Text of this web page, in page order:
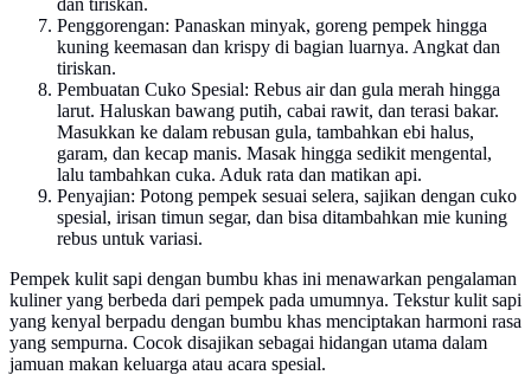
Penggorengan: Panaskan minyak, goreng pempek hingga
kuning keemasan dan krispy di bagian luarnya. Angkat dan
tiriskan.
Pembuatan Cuko Spesial: Rebus air dan gula merah hingga
larut. Haluskan bawang putih, cabai rawit, dan terasi bakar.
Masukkan ke dalam rebusan gula, tambahkan ebi halus,
garam, dan kecap manis. Masak hingga sedikit mengental,
lalu tambahkan cuka. Aduk rata dan matikan api.
Penyajian: Potong pempek sesuai selera, sajikan dengan cuko
spesial, irisan timun segar, dan bisa ditambahkan mie kuning
rebus untuk variasi.
Pempek kulit sapi dengan bumbu khas ini menawarkan pengalaman
kuliner yang berbeda dari pempek pada umumnya. Tekstur kulit sapi
yang kenyal berpadu dengan bumbu khas menciptakan harmoni rasa
yang sempurna. Cocok disajikan sebagai hidangan utama dalam
jamuan makan keluarga atau acara spesial.